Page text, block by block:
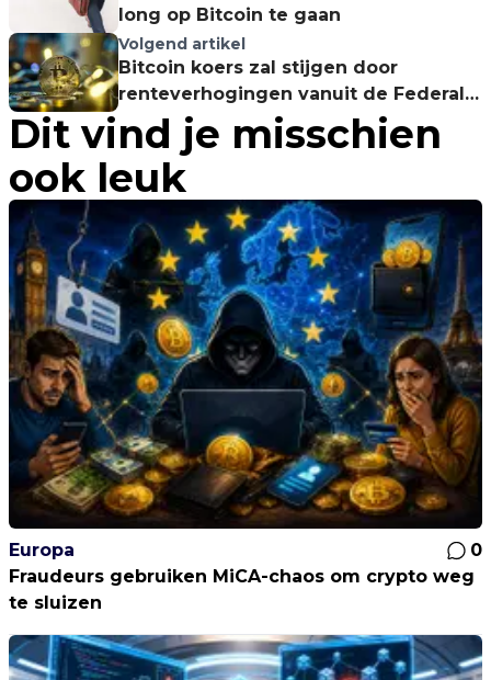
long op Bitcoin te gaan
Volgend artikel
Bitcoin koers zal stijgen door
renteverhogingen vanuit de Federal
Reserve
Dit vind je misschien
ook leuk
Europa
0
Fraudeurs gebruiken MiCA-chaos om crypto weg
te sluizen